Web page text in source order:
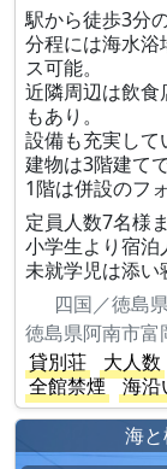
駅から徒歩3分
分程には海水浴
ス可能。
近隣周辺は飲
もあり。
設備も充実して
建物は3階建て
1階は併設のフ
定員人数7名様ま
小学生より宿泊
未就学児は添い
四国／徳島
徳島県阿南市
貸別荘
大人数
全館禁煙
海沿
海